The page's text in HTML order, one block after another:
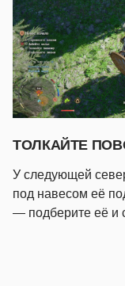
ТОЛКАЙТЕ
У следующей
под навесом её
— подберите её и